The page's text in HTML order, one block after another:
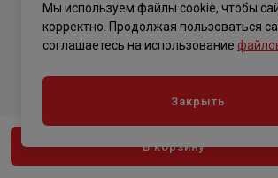
В корзину
Политика
Мы используем файлы cookie, чтобы
корректно. Продолжая пользоваться
соглашаетесь на использование
Закрыть